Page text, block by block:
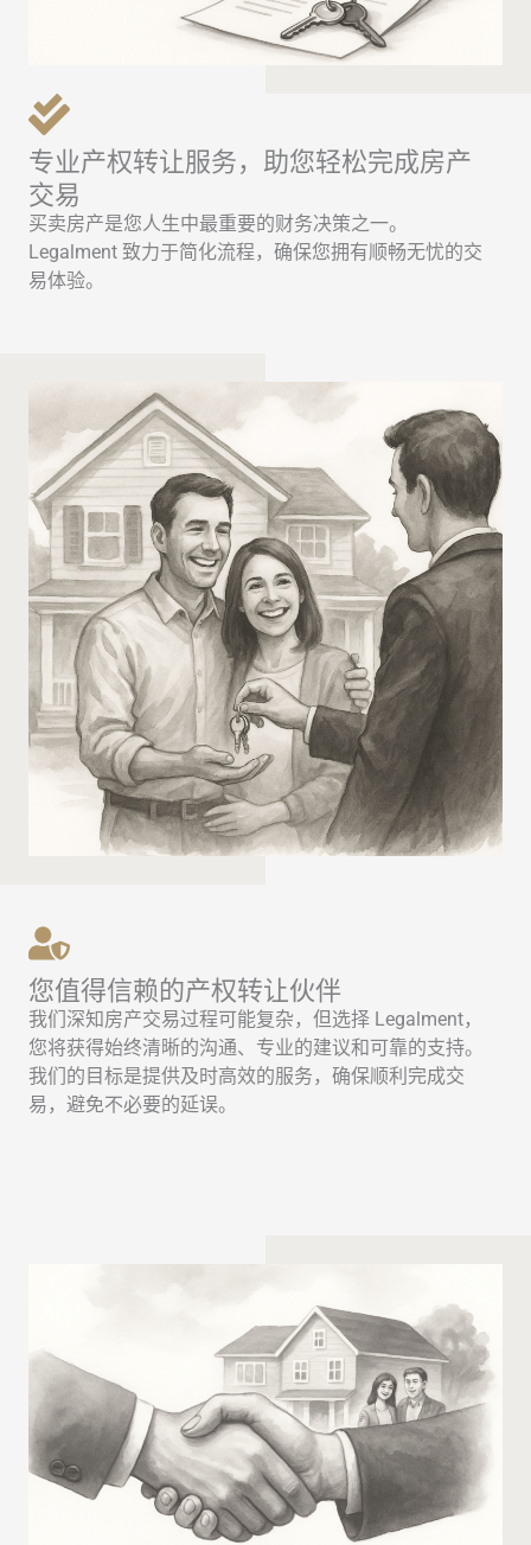
专业产权转让服务，助您轻松完成房产
交易
买卖房产是您人生中最重要的财务决策之一。
Legalment 致力于简化流程，确保您拥有顺畅无忧的交
易体验。
您值得信赖的产权转让伙伴
我们深知房产交易过程可能复杂，但选择 Legalment，
您将获得始终清晰的沟通、专业的建议和可靠的支持。
我们的目标是提供及时高效的服务，确保顺利完成交
易，避免不必要的延误。